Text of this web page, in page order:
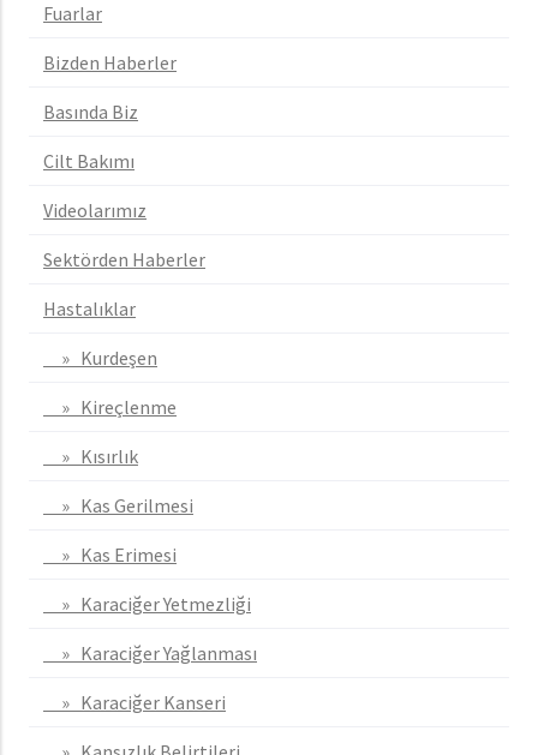
Fuarlar
Bizden Haberler
Basında Biz
Cilt Bakımı
Videolarımız
Sektörden Haberler
Hastalıklar
» Kurdeşen
» Kireçlenme
» Kısırlık
» Kas Gerilmesi
» Kas Erimesi
» Karaciğer Yetmezliği
» Karaciğer Yağlanması
» Karaciğer Kanseri